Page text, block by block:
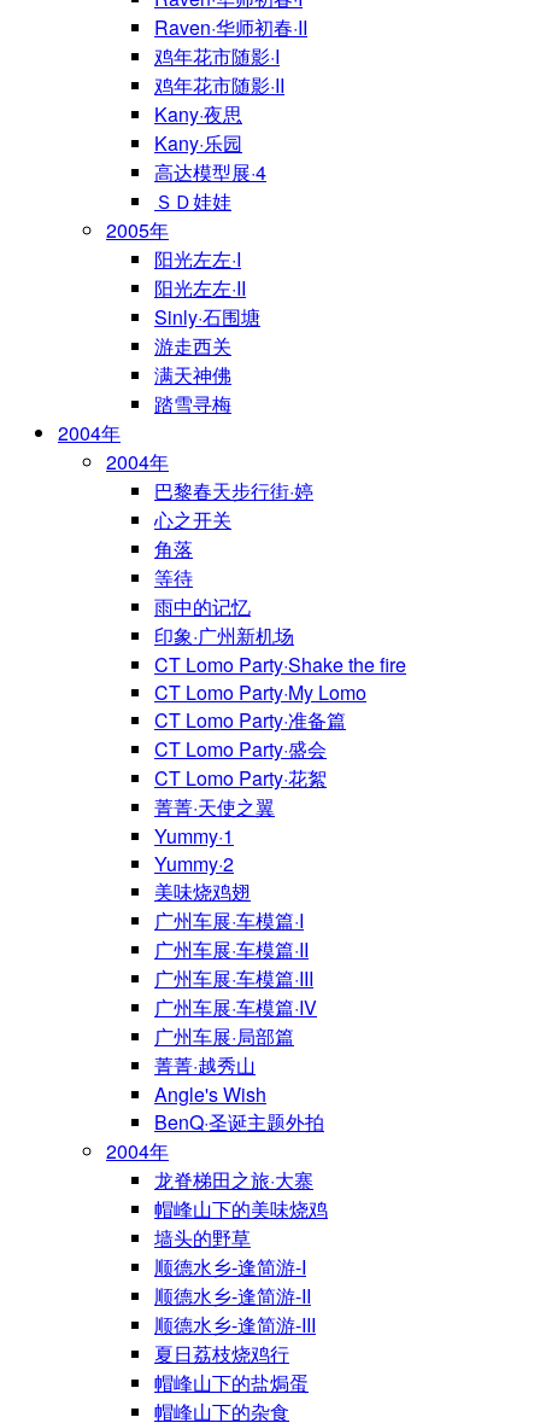
Raven·华师初春·II
鸡年花市随影·I
鸡年花市随影·II
Kany·夜思
Kany·乐园
高达模型展·4
ＳＤ娃娃
2005年
阳光左左·I
阳光左左·II
Sinly·石围塘
游走西关
满天神佛
踏雪寻梅
2004年
2004年
巴黎春天步行街·婷
心之开关
角落
等待
雨中的记忆
印象·广州新机场
CT Lomo Party·Shake the fire
CT Lomo Party·My Lomo
CT Lomo Party·准备篇
CT Lomo Party·盛会
CT Lomo Party·花絮
菁菁·天使之翼
Yummy·1
Yummy·2
美味烧鸡翅
广州车展·车模篇·I
广州车展·车模篇·II
广州车展·车模篇·III
广州车展·车模篇·IV
广州车展·局部篇
菁菁·越秀山
Angle's Wish
BenQ·圣诞主题外拍
2004年
龙脊梯田之旅·大寨
帽峰山下的美味烧鸡
墙头的野草
顺德水乡-逢简游-I
顺德水乡-逢简游-II
顺德水乡-逢简游-III
夏日荔枝烧鸡行
帽峰山下的盐焗蛋
帽峰山下的杂食